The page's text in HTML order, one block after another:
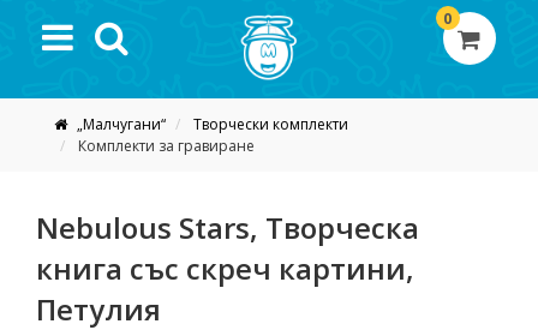
0
„Малчугани“
Творчески комплекти
Комплекти за гравиране
Nebulous Stars, Творческа
книга със скреч картини,
Петулия